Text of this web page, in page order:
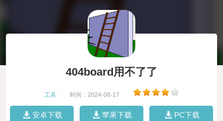
404board用不了了
工具 时间：2024-08-17
安卓下载 苹果下载 PC下载